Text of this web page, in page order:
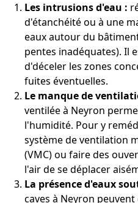
Les intrusions d'eau :
d'étanchéité ou à une
eaux autour du
pentes inadéquates). Il
d'déceler les zones
fuites éventuelles.
Le manque de
ventilée à Neyron
l'humidité. Pour y
système de ventilation
(VMC) ou faire des
l'air de se déplacer
La présence d'eaux
caves à Neyron